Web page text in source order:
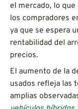
el mercado, lo
los compradores
ya que se espera
rentabilidad del
precios.
El aumento de la
usados refleja las
amplias